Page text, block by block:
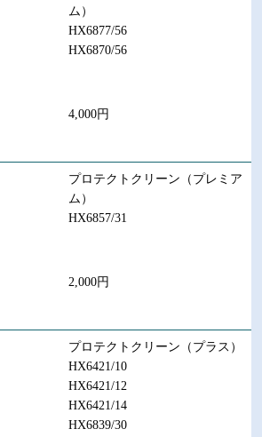
ム）
HX6877/56
HX6870/56
4,000円
プロテクトクリーン（プレミア
ム）
HX6857/31
2,000円
プロテクトクリーン（プラス）
HX6421/10
HX6421/12
HX6421/14
HX6839/30